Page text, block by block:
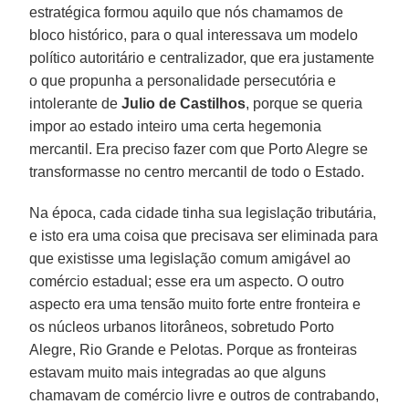
estratégica formou aquilo que nós chamamos de
bloco histórico, para o qual interessava um modelo
político autoritário e centralizador, que era justamente
o que propunha a personalidade persecutória e
intolerante deJulio de Castilhos, porque se queria
impor ao estado inteiro uma certa hegemonia
mercantil. Era preciso fazer com que Porto Alegre se
transformasse no centro mercantil de todo o Estado.
Na época, cada cidade tinha sua legislação tributária,
e isto era uma coisa que precisava ser eliminada para
que existisse uma legislação comum amigável ao
comércio estadual; esse era um aspecto. O outro
aspecto era uma tensão muito forte entre fronteira e
os núcleos urbanos litorâneos, sobretudo Porto
Alegre, Rio Grande e Pelotas. Porque as fronteiras
estavam muito mais integradas ao que alguns
chamavam de comércio livre e outros de contrabando,